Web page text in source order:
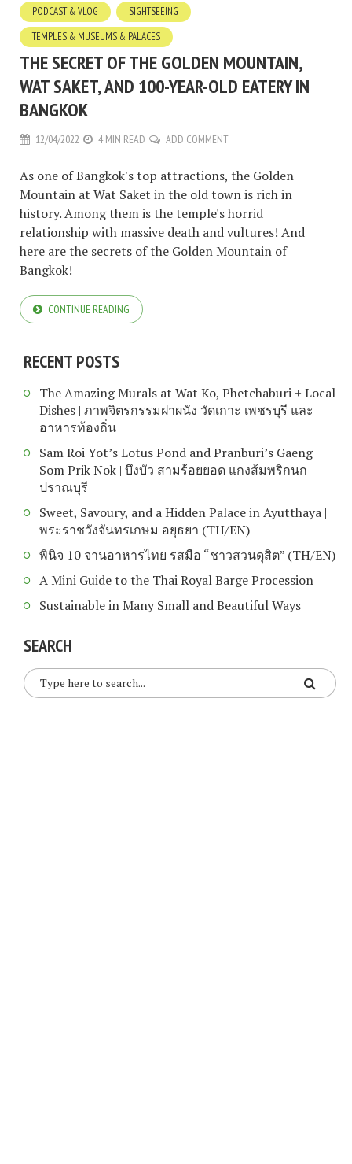
PODCAST & VLOG
SIGHTSEEING
TEMPLES & MUSEUMS & PALACES
THE SECRET OF THE GOLDEN MOUNTAIN,
WAT SAKET, AND 100-YEAR-OLD EATERY IN
BANGKOK
12/04/2022 4 MIN READ ADD COMMENT
As one of Bangkok's top attractions, the Golden
Mountain at Wat Saket in the old town is rich in
history. Among them is the temple's horrid
relationship with massive death and vultures! And
here are the secrets of the Golden Mountain of
Bangkok!
CONTINUE READING
RECENT POSTS
The Amazing Murals at Wat Ko, Phetchaburi + Local
Dishes | ภาพจิตรกรรมฝาผนัง วัดเกาะ เพชรบุรี และ
อาหารท้องถิ่น
Sam Roi Yot’s Lotus Pond and Pranburi’s Gaeng
Som Prik Nok | บึงบัว สามร้อยยอด แกงส้มพริกนก
ปราณบุรี
Sweet, Savoury, and a Hidden Palace in Ayutthaya |
พระราชวังจันทรเกษม อยุธยา (TH/EN)
พินิจ 10 จานอาหารไทย รสมือ “ชาวสวนดุสิต” (TH/EN)
A Mini Guide to the Thai Royal Barge Procession
Sustainable in Many Small and Beautiful Ways
SEARCH